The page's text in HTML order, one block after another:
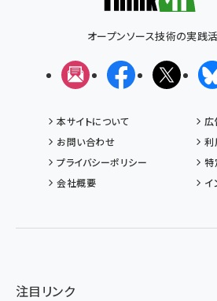
オープンソース技術の実践
メルマガFacebookX(エッ
本サイトについて
広
お問い合わせ
利
プライバシーポリシー
特
会社概要
イ
注目リンク